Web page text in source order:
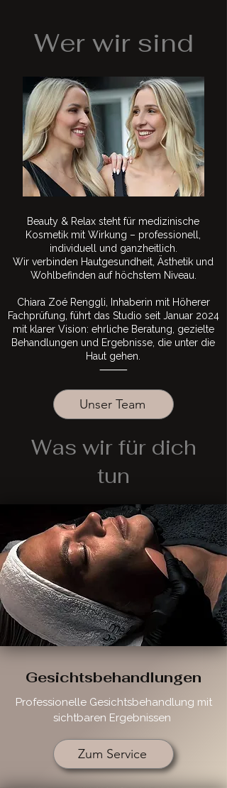
Wer wir sind
Beauty & Relax steht für medizinische
Kosmetik mit Wirkung – professionell,
individuell und ganzheitlich.
Wir verbinden Hautgesundheit, Ästhetik und
Wohlbefinden auf höchstem Niveau.
Chiara Zoé Renggli, Inhaberin mit Höherer
Fachprüfung, führt das Studio seit Januar 2024
mit klarer Vision: ehrliche Beratung, gezielte
Behandlungen und Ergebnisse, die unter die
Haut gehen.
⸻
Unser Team
Was wir für dich
tun
Gesichtsbehandlungen
Professionelle Gesichtsbehandlung mit
sichtbaren Ergebnissen
Zum Service